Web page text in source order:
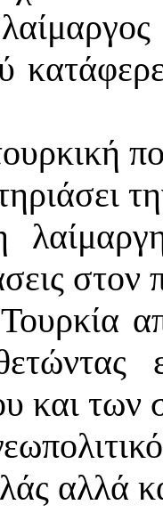
και
αλλά